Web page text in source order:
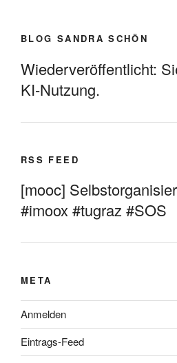
BLOG SANDRA SCHÖN
Wiederveröffentlicht:
KI-Nutzung.
RSS FEED
[mooc]
#imoox #tugraz #SOS
META
Anmelden
Eintrags-Feed